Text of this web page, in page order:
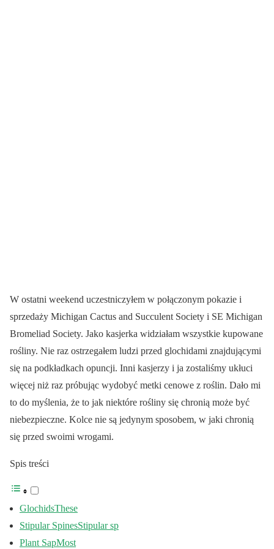
W ostatni weekend uczestniczyłem w połączonym pokazie i
sprzedaży Michigan Cactus and Succulent Society i SE Michigan
Bromeliad Society. Jako kasjerka widziałam wszystkie kupowane
rośliny. Nie raz ostrzegałem ludzi przed glochidami znajdującymi
się na podkładkach opuncji. Inni kasjerzy i ja zostaliśmy ukłuci
więcej niż raz próbując wydobyć metki cenowe z roślin. Dało mi
to do myślenia, że to jak niektóre rośliny się chronią może być
niebezpieczne. Kolce nie są jedynym sposobem, w jaki chronią
się przed swoimi wrogami.
Spis treści
GlochidsThese
Stipular SpinesStipular sp
Plant SapMost